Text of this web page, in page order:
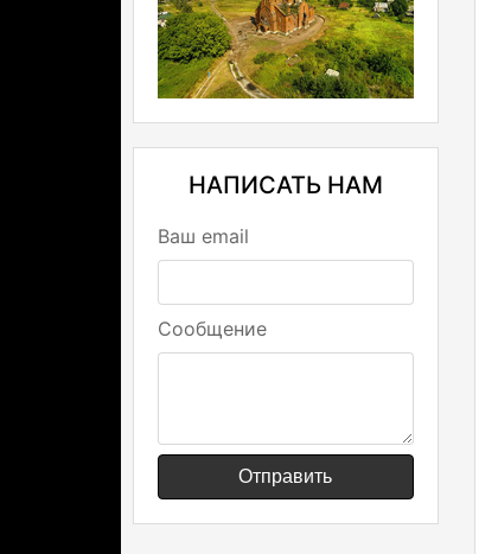
НАПИСАТЬ НАМ
Ваш email
Сообщение
Отправить